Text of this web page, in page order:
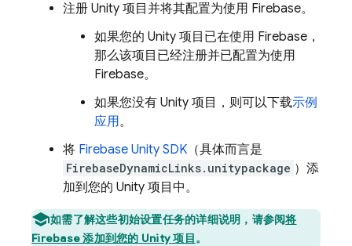
注册 Unity 项目并将其配置为使用 Firebase。
如果您的 Unity 项目已在使用 Firebase，
那么该项目已经注册并已配置为使用
Firebase。
如果您没有 Unity 项目，则可以下载示例
应用。
将 Firebase Unity SDK （具体而言是
FirebaseDynamicLinks.unitypackage ）添
加到您的 Unity 项目中。
如需了解这些初始设置任务的详细说明，请参阅将
Firebase 添加到您的 Unity 项目。